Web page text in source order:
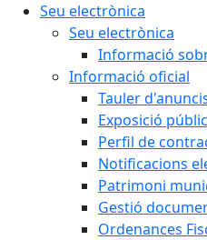
Seu electrònica
Seu electrònica
Informació
Informació oficial
Tauler
Exposició
Perfil de
Notificacions
Patrimoni
Gestió
Ordenances